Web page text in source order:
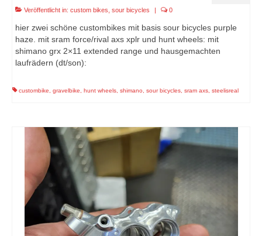
Veröffentlicht in: custom bikes sour bicycles | 0
hier zwei schöne custombikes mit basis sour bicycles purple
haze. mit sram force/rival axs xplr und hunt wheels: mit
shimano grx 2×11 extended range und hausgemachten
laufrädern (dt/son):
custombike gravelbike hunt wheels shimano sour bicycles sram axs steelisreal